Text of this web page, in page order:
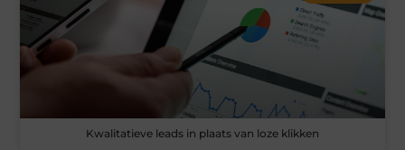
Kwalitatieve leads in plaats van loze klikken